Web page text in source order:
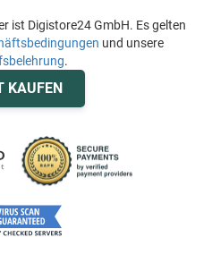
ist Digistore24 GmbH. Es gelten
und unsere
.
KAUFEN